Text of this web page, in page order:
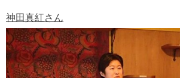
神田真紅さん